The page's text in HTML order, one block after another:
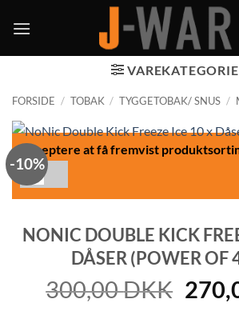
FORSIDE / TOBAK / TYGGETOBAK/ SNUS /
-10%
Acceptere at få fremvist
NONIC DOUBLE KICK
DÅSER (POWER OF
300,00DKK Den